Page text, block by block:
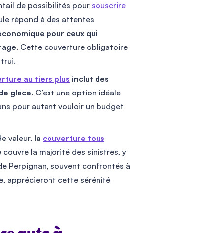
de possibilités pour souscrire
répond à des attentes
pour ceux qui
. Cette couverture obligatoire
au tiers plus inclut des
glace. C’est une option idéale
pour autant vouloir un budget
valeur, la couverture tous
la majorité des sinistres, y
Perpignan, souvent confrontés à
apprécieront cette sérénité